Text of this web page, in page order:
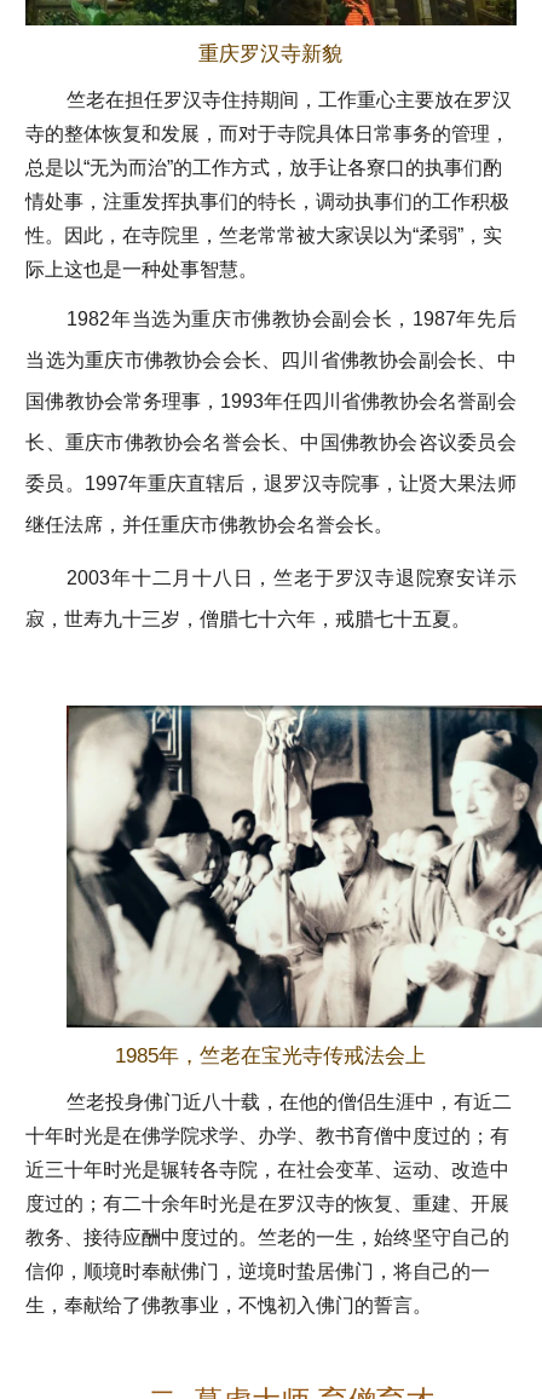
重庆罗汉寺新貌
竺老在担任罗汉寺住持期间，工作重心主要放在罗汉
寺的整体恢复和发展，而对于寺院具体日常事务的管理，
总是以“无为而治”的工作方式，放手让各寮口的执事们酌
情处事，注重发挥执事们的特长，调动执事们的工作积极
性。因此，在寺院里，竺老常常被大家误以为“柔弱”，实
际上这也是一种处事智慧。
1982年当选为重庆市佛教协会副会长，1987年先后
当选为重庆市佛教协会会长、四川省佛教协会副会长、中
国佛教协会常务理事，1993年任四川省佛教协会名誉副会
长、重庆市佛教协会名誉会长、中国佛教协会咨议委员会
委员。1997年重庆直辖后，退罗汉寺院事，让贤大果法师
继任法席，并任重庆市佛教协会名誉会长。
2003年十二月十八日，竺老于罗汉寺退院寮安详示
寂，世寿九十三岁，僧腊七十六年，戒腊七十五夏。
1985年，竺老在宝光寺传戒法会上
竺老投身佛门近八十载，在他的僧侣生涯中，有近二
十年时光是在佛学院求学、办学、教书育僧中度过的；有
近三十年时光是辗转各寺院，在社会变革、运动、改造中
度过的；有二十余年时光是在罗汉寺的恢复、重建、开展
教务、接待应酬中度过的。竺老的一生，始终坚守自己的
信仰，顺境时奉献佛门，逆境时蛰居佛门，将自己的一
生，奉献给了佛教事业，不愧初入佛门的誓言。